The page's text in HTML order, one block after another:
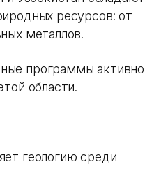
ресурсов: от
металлов.
программы активно
области.
геологию среди